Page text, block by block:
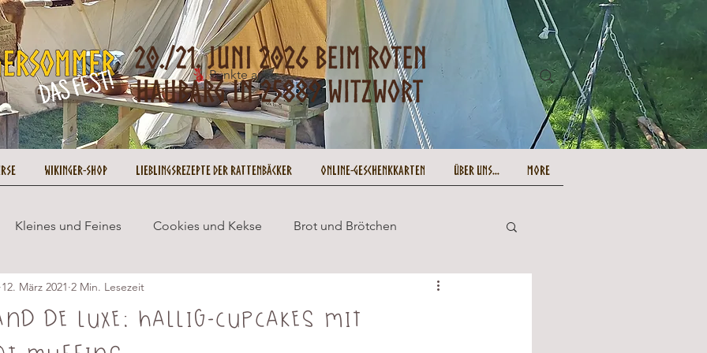
Punkte ansehen
Kleines und Feines Cookies und Kekse Brot und Brötchen
Wikingersommer
de luxe: Hallig-Cupcakes mit
12. März 2021 2 Min. Lesezeit
Wikinger-Shop Lieblingsrezepte der Rattenbäcker Online-Geschenkkarten Über uns... More